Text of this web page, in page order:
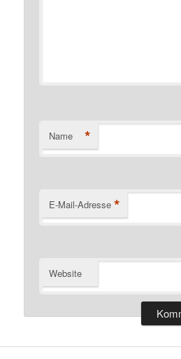
Name *
E-Mail-Adresse *
Website